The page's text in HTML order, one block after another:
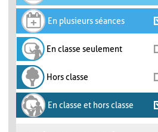
En plusieurs séances
En classe seulement
Hors classe
En classe et hors classe